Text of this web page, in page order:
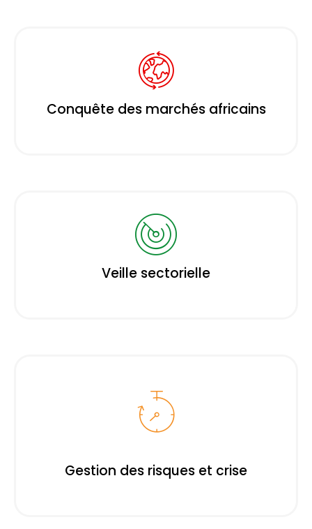
Conquête des marchés africains
Veille sectorielle
Gestion des risques et crise